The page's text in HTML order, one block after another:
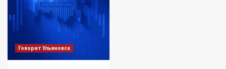
Говорит Ульяновск